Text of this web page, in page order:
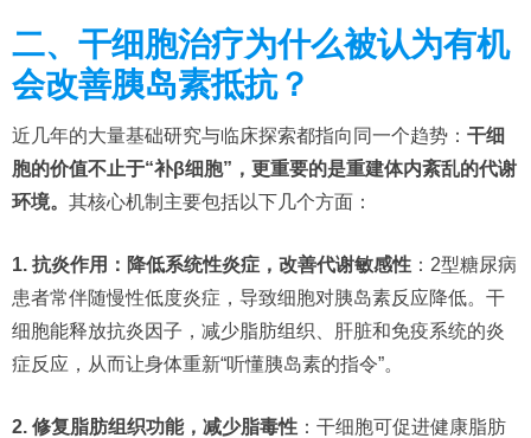
二、干细胞治疗为什么被认为有机
会改善胰岛素抵抗？
近几年的大量基础研究与临床探索都指向同一个趋势： 干细
胞的价值不止于“补β细胞”，更重要的是重建体内紊乱的代谢
环境。 其核心机制主要包括以下几个方面：
1. 抗炎作用：降低系统性炎症，改善代谢敏感性 ：2型糖尿病
患者常伴随慢性低度炎症，导致细胞对胰岛素反应降低。干
细胞能释放抗炎因子，减少脂肪组织、肝脏和免疫系统的炎
症反应，从而让身体重新“听懂胰岛素的指令”。
2. 修复脂肪组织功能，减少脂毒性 ：干细胞可促进健康脂肪